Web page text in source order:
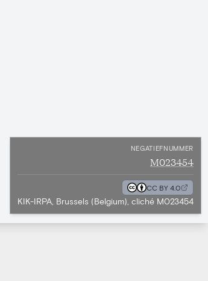
NEGATIEFNUMMER
M023454
CC BY 4.0
KIK-IRPA, Brussels (Belgium), cliché M023454